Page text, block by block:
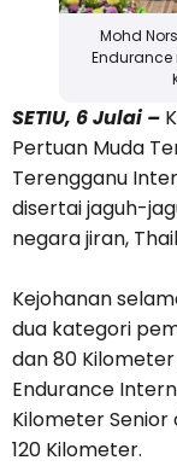
Mohd
Endurance
SETIU, 6 Julai –
Pertuan Muda
Terengganu
disertai jaguh-
negara jiran,
Kejohanan
dua kategori
dan 80
Endurance
Kilometer
120 Kilometer.